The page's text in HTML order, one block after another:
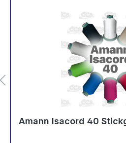
Amann Isacord 40